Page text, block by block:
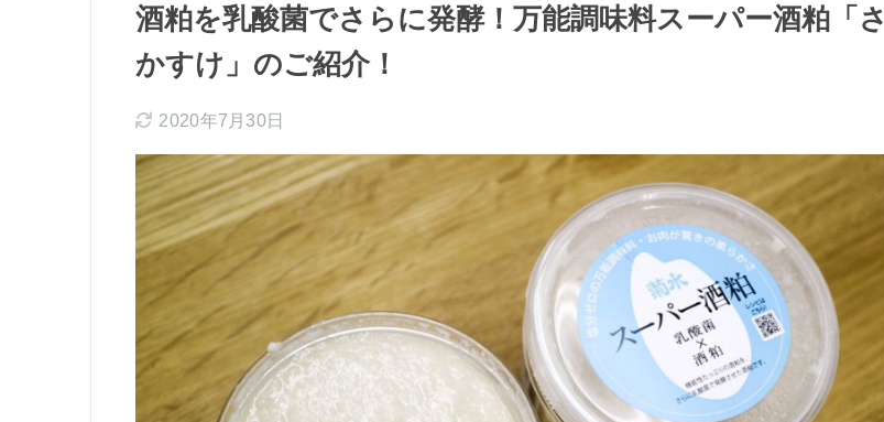
酒粕を乳酸菌でさらに発酵！万能調味料スーパー酒粕「さ
かすけ」のご紹介！
2020年7月30日